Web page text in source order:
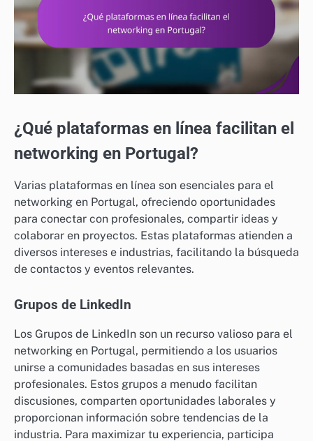
¿Qué plataformas en línea facilitan el
networking en Portugal?
Varias plataformas en línea son esenciales para el
networking en Portugal, ofreciendo oportunidades
para conectar con profesionales, compartir ideas y
colaborar en proyectos. Estas plataformas atienden a
diversos intereses e industrias, facilitando la búsqueda
de contactos y eventos relevantes.
Grupos de LinkedIn
Los Grupos de LinkedIn son un recurso valioso para el
networking en Portugal, permitiendo a los usuarios
unirse a comunidades basadas en sus intereses
profesionales. Estos grupos a menudo facilitan
discusiones, comparten oportunidades laborales y
proporcionan información sobre tendencias de la
industria. Para maximizar tu experiencia, participa